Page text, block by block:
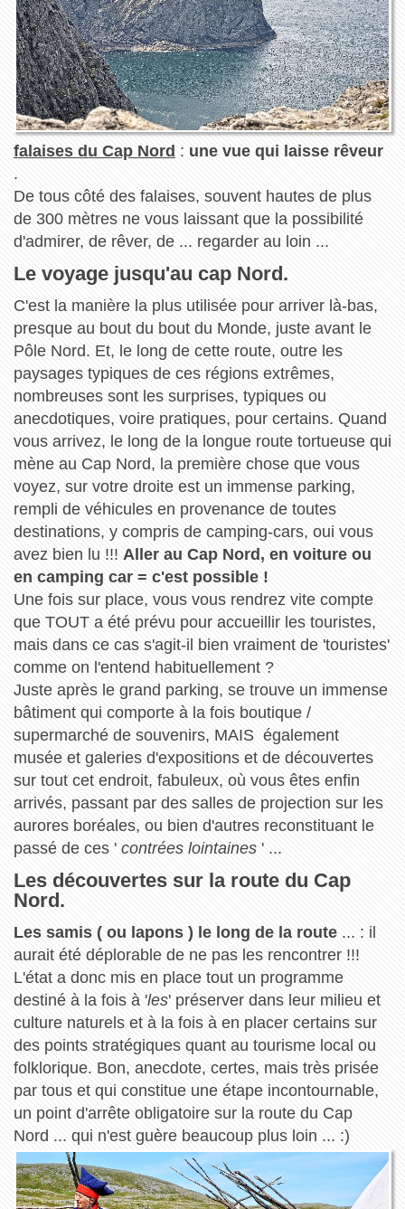
falaises du Cap Nord : une vue qui laisse rêveur
.
De tous côté des falaises, souvent hautes de plus
de 300 mètres ne vous laissant que la possibilité
d'admirer, de rêver, de ... regarder au loin ...
Le voyage jusqu'au cap Nord.
C'est la manière la plus utilisée pour arriver là-bas,
presque au bout du bout du Monde, juste avant le
Pôle Nord. Et, le long de cette route, outre les
paysages typiques de ces régions extrêmes,
nombreuses sont les surprises, typiques ou
anecdotiques, voire pratiques, pour certains. Quand
vous arrivez, le long de la longue route tortueuse qui
mène au Cap Nord, la première chose que vous
voyez, sur votre droite est un immense parking,
rempli de véhicules en provenance de toutes
destinations, y compris de camping-cars, oui vous
avez bien lu !!! Aller au Cap Nord, en voiture ou
en camping car = c'est possible !
Une fois sur place, vous vous rendrez vite compte
que TOUT a été prévu pour accueillir les touristes,
mais dans ce cas s'agit-il bien vraiment de 'touristes'
comme on l'entend habituellement ?
Juste après le grand parking, se trouve un immense
bâtiment qui comporte à la fois boutique /
supermarché de souvenirs, MAIS également
musée et galeries d'expositions et de découvertes
sur tout cet endroit, fabuleux, où vous êtes enfin
arrivés, passant par des salles de projection sur les
aurores boréales, ou bien d'autres reconstituant le
passé de ces ' contrées lointaines' ...
Les découvertes sur la route du Cap
Nord.
Les samis ( ou lapons ) le long de la route... : il
aurait été déplorable de ne pas les rencontrer !!!
L'état a donc mis en place tout un programme
destiné à la fois à 'les' préserver dans leur milieu et
culture naturels et à la fois à en placer certains sur
des points stratégiques quant au tourisme local ou
folklorique. Bon, anecdote, certes, mais très prisée
par tous et qui constitue une étape incontournable,
un point d'arrête obligatoire sur la route du Cap
Nord ... qui n'est guère beaucoup plus loin ... :)